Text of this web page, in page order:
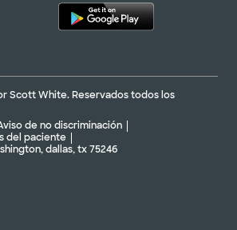
Scott White. Reservados todos los
de no discriminación
del paciente
dallas, tx 75246